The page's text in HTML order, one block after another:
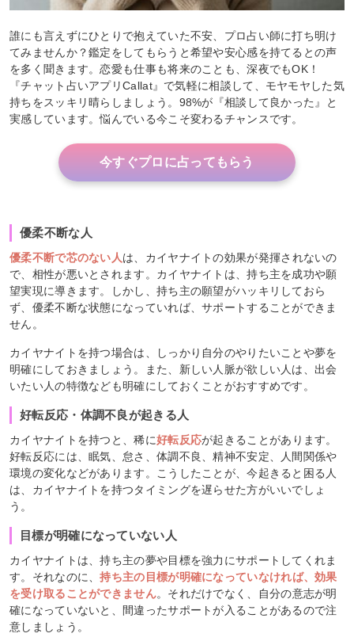
誰にも言えずにひとりで抱えていた不安、プロ占い師に打ち明け
てみませんか？鑑定をしてもらうと希望や安心感を持てるとの声
を多く聞きます。恋愛も仕事も将来のことも、深夜でもOK！
『チャット占いアプリCallat』で気軽に相談して、モヤモヤした気
持ちをスッキリ晴らしましょう。98%が『相談して良かった』と
実感しています。悩んでいる今こそ変わるチャンスです。
今すぐプロに占ってもらう
優柔不断な人
優柔不断で芯のない人は、カイヤナイトの効果が発揮されないの
で、相性が悪いとされます。カイヤナイトは、持ち主を成功や願
望実現に導きます。しかし、持ち主の願望がハッキリしておら
ず、優柔不断な状態になっていれば、サポートすることができま
せん。
カイヤナイトを持つ場合は、しっかり自分のやりたいことや夢を
明確にしておきましょう。また、新しい人脈が欲しい人は、出会
いたい人の特徴なども明確にしておくことがおすすめです。
好転反応・体調不良が起きる人
カイヤナイトを持つと、稀に好転反応が起きることがあります。
好転反応には、眠気、怠さ、体調不良、精神不安定、人間関係や
環境の変化などがあります。こうしたことが、今起きると困る人
は、カイヤナイトを持つタイミングを遅らせた方がいいでしょ
う。
目標が明確になっていない人
カイヤナイトは、持ち主の夢や目標を強力にサポートしてくれま
す。それなのに、持ち主の目標が明確になっていなければ、効果
を受け取ることができません。それだけでなく、自分の意志が明
確になっていないと、間違ったサポートが入ることがあるので注
意しましょう。